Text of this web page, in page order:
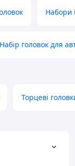
Набори
Набір головок для
Торцеві